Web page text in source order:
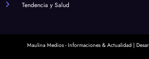
Tendencia y Salud
Maulina Medios - Informaciones & Actualidad |